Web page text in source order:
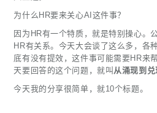
为什么HR要来关心AI这件事？
因为HR有一个特质，就是特别操心。
HR有关系。今天大会谈了这么多，各
底有没有提效，这件事可能需要HR来
天要回答的这个问题，就叫 从涌现到兑
今天我的分享很简单，就10个标题。